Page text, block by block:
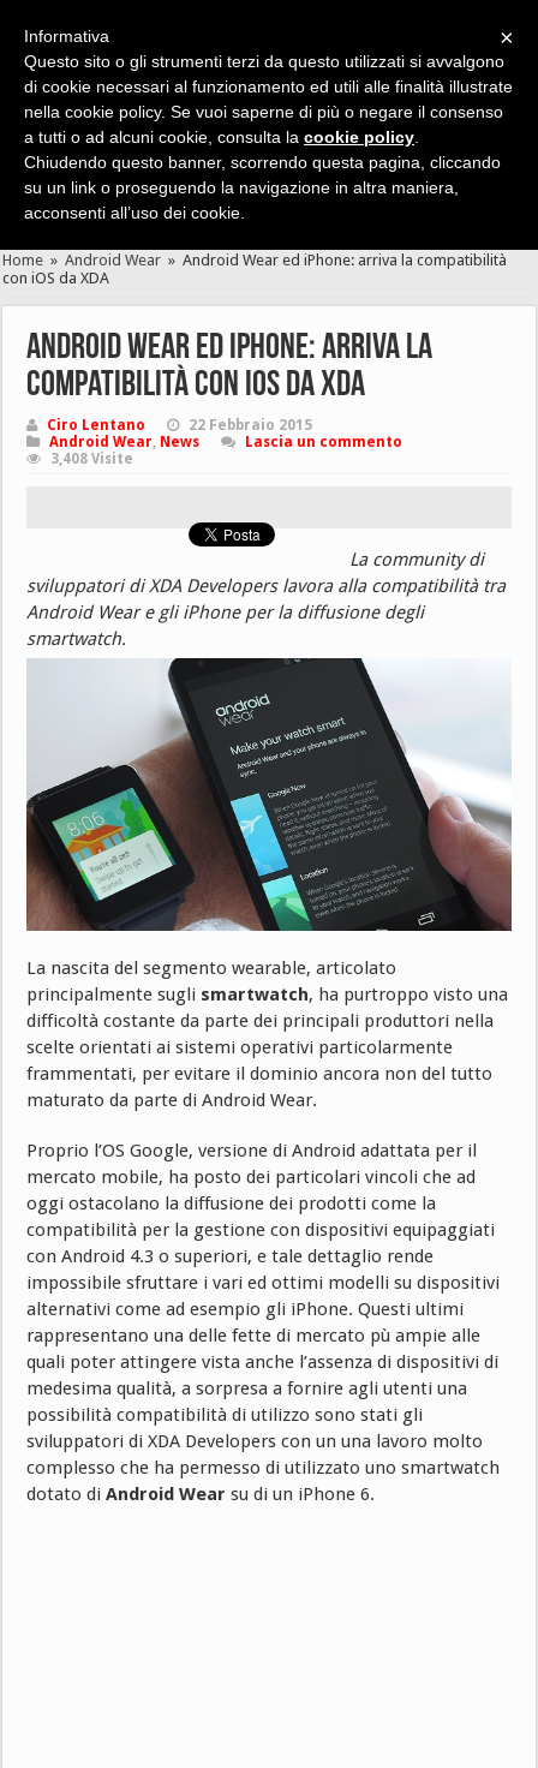
Cerca velocemente news, recensioni, guide, app, giochi ...
Home » Android Wear » Android Wear ed iPhone: arriva la compatibilità
con iOS da XDA
Android Wear ed iPhone: arriva la
compatibilità con iOS da XDA
Ciro Lentano
22 Febbraio 2015
Android Wear, News
Lascia un commento
3,408 Visite
La community di
sviluppatori di XDA Developers lavora alla compatibilità tra
Android Wear e gli iPhone per la diffusione degli
smartwatch.
La nascita del segmento wearable, articolato
principalmente sugli smartwatch, ha purtroppo visto una
difficoltà costante da parte dei principali produttori nella
scelte orientati ai sistemi operativi particolarmente
frammentati, per evitare il dominio ancora non del tutto
maturato da parte di Android Wear.
Proprio l’OS Google, versione di Android adattata per il
mercato mobile, ha posto dei particolari vincoli che ad
oggi ostacolano la diffusione dei prodotti come la
compatibilità per la gestione con dispositivi equipaggiati
con Android 4.3 o superiori, e tale dettaglio rende
impossibile sfruttare i vari ed ottimi modelli su dispositivi
alternativi come ad esempio gli iPhone. Questi ultimi
rappresentano una delle fette di mercato pù ampie alle
quali poter attingere vista anche l’assenza di dispositivi di
medesima qualità, a sorpresa a fornire agli utenti una
possibilità compatibilità di utilizzo sono stati gli
sviluppatori di XDA Developers con un una lavoro molto
complesso che ha permesso di utilizzato uno smartwatch
dotato diAndroid Wear su di un iPhone 6.
×
Informativa
Questo sito o gli strumenti terzi da questo utilizzati si avvalgono
di cookie necessari al funzionamento ed utili alle finalità illustrate
nella cookie policy. Se vuoi saperne di più o negare il consenso
a tutti o ad alcuni cookie, consulta la cookie policy
Chiudendo questo banner, scorrendo questa pagina, cliccando
su un link o proseguendo la navigazione in altra maniera,
acconsenti all’uso dei cookie.